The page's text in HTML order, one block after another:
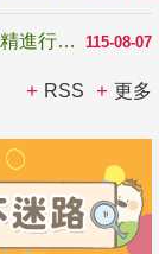
115-08-07
強化學習歷程檔案推動效能 國教署攜手學校精進行政與教學支持
RSS 更多